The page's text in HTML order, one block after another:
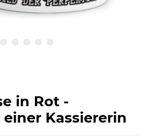
in Rot -
Kassiererin